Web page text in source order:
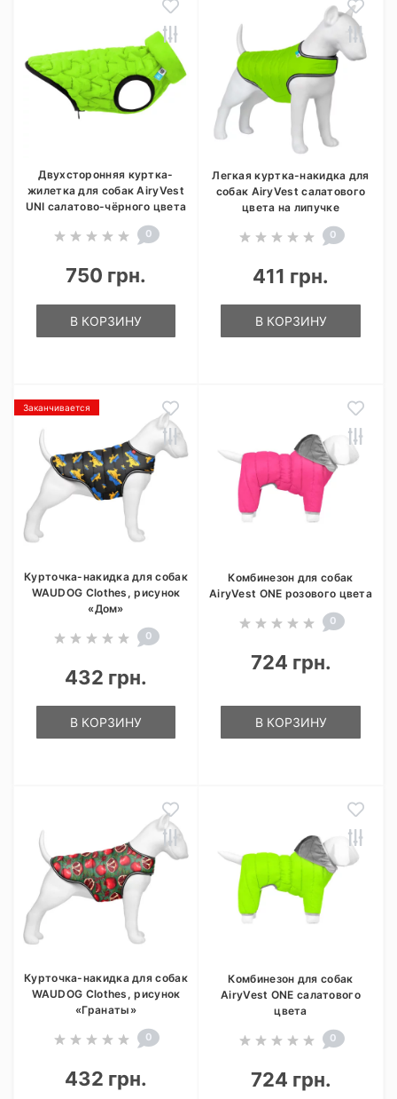
Двухсторонняя куртка-
жилетка для собак AiryVest
UNI салатово-чёрного цвета
0
750 грн.
В КОРЗИНУ
Легкая куртка-накидка для
собак AiryVest салатового
цвета на липучке
0
411 грн.
В КОРЗИНУ
Заканчивается
Курточка-накидка для собак
WAUDOG Clothes, рисунок
«Дом»
0
432 грн.
В КОРЗИНУ
Комбинезон для собак
AiryVest ONE розового цвета
0
724 грн.
В КОРЗИНУ
Курточка-накидка для собак
WAUDOG Clothes, рисунок
«Гранаты»
0
432 грн.
Комбинезон для собак
AiryVest ONE салатового
цвета
0
724 грн.